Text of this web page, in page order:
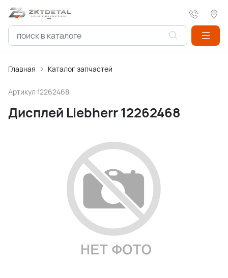
Главная Каталог запчастей
Артикул 12262468
Дисплей Liebherr 12262468